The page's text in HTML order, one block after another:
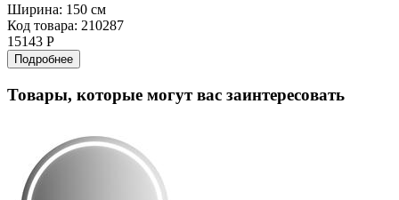
Ширина: 150 см
Код товара: 210287
15143 Р
Подробнее
Товары, которые могут вас заинтересовать